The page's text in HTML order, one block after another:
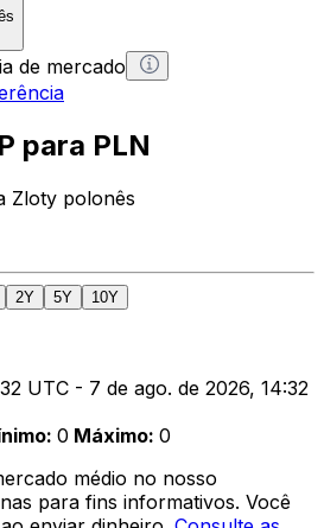
de mercado
para PLN
Zloty polonês
2Y 5Y 10Y
UTC - 7 de ago. de 2026, 14:32
: 0 Máximo: 0
médio no nosso
para fins informativos. Você